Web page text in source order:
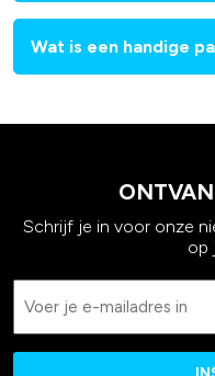
Wat is een handige
Schrijf je in voor onze
op